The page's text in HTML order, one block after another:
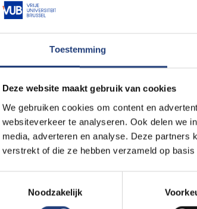
Toestemming
Deze website maakt gebruik van cookies
We gebruiken cookies om content en
websiteverkeer te analyseren. Ook delen we
media, adverteren en analyse. Deze partners
verstrekt of die ze hebben verzameld op
Noodzakelijk
The full URL of the page
E.g. https://www.vub.be/nl/